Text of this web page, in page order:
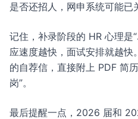
是否还招人，网申系统可能已
记住，补录阶段的 HR 心理是
应速度越快，面试安排就越
的自荐信，直接附上 PDF 简
岗”。
最后提醒一点，2026 届和